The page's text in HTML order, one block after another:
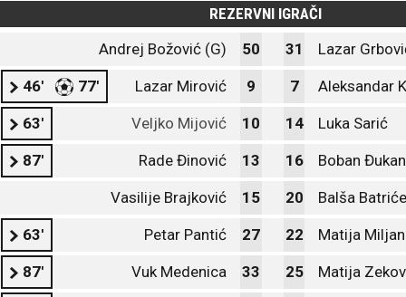
REZERVNI IGRAČI
Andrej Božović (G)
50 31 Lazar
46' 77' Lazar Mirović 9 7 Aleksandar
63' Veljko Mijović 10 14 Luka Sarić
87' Rade Đinović 13 16 Boban
Vasilije Brajković 15 20 Balša
63' Petar Pantić 27 22 Matija
87' Vuk Medenica 33 25 Matija